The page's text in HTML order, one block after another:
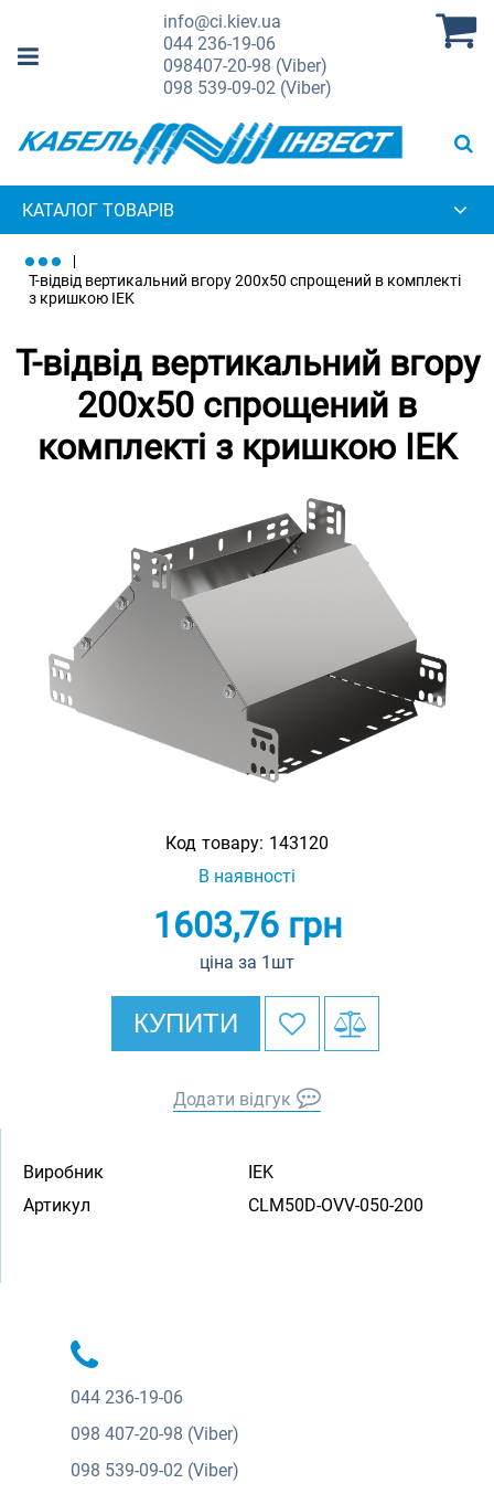
info@ci.kiev.ua
044236-19-06
098407-20-98 (Viber)
098 539-09-02 (Viber)
КАТАЛОГ ТОВАРІВ
Т-відвід вертикальний вгору 200х50 спрощений в комплекті
з кришкою IEK
Т-відвід вертикальний вгору
200х50 спрощений в
комплекті з кришкою IEK
Код товару: 143120
В наявності
1603,76грн
ціна за 1шт
КУПИТИ
Додати відгук
Виробник
IEK
Артикул
CLM50D-OVV-050-200
044 236-19-06
098 407-20-98 (Viber)
098 539-09-02 (Viber)